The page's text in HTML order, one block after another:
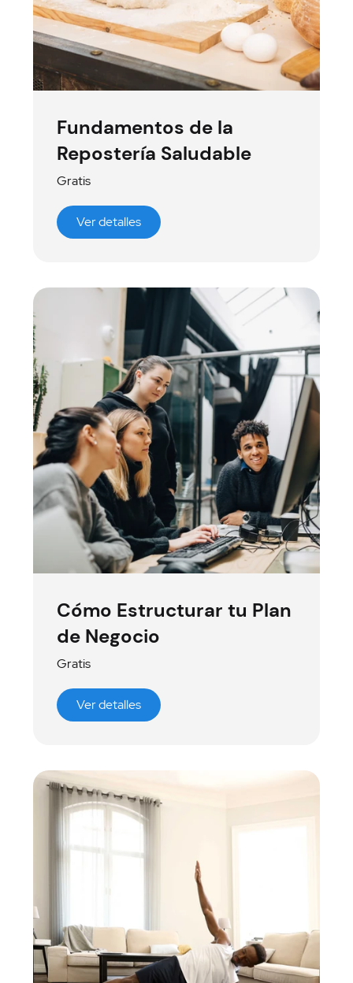
Fundamentos de la
Repostería Saludable
Gratis
Ver detalles
Cómo Estructurar tu Plan
de Negocio
Gratis
Ver detalles